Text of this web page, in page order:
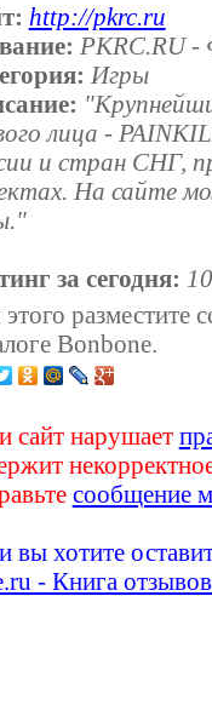
http://pkrc.ru
PKRC.RU
Игры
лица -
и стран СНГ,
На сайте
за сегодня:
разместите
Bonbone.
сайт нарушает
сообщение
вы хотите
- Книга